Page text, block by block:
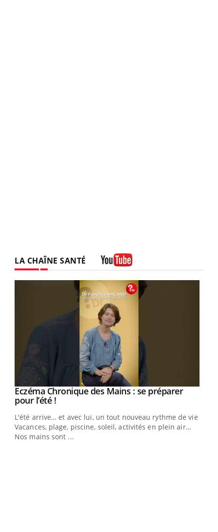
LA CHAÎNE SANTÉ
Youtube
Eczéma Chronique des Mains : se préparer
pour l’été !Youtube
L'été arrive… et avec lui, un tout nouveau rythme de vie !
Vacances, plage, piscine, soleil, activités en plein air…
Nos mains sont ...